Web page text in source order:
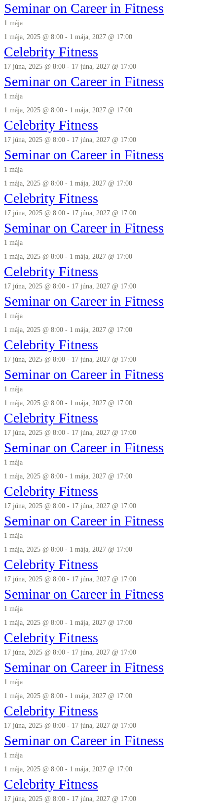
Seminar on Career in Fitness
1 mája
1 mája, 2025 @ 8:00 - 1 mája, 2027 @ 17:00
Celebrity Fitness
17 júna, 2025 @ 8:00 - 17 júna, 2027 @ 17:00
Seminar on Career in Fitness
1 mája
1 mája, 2025 @ 8:00 - 1 mája, 2027 @ 17:00
Celebrity Fitness
17 júna, 2025 @ 8:00 - 17 júna, 2027 @ 17:00
Seminar on Career in Fitness
1 mája
1 mája, 2025 @ 8:00 - 1 mája, 2027 @ 17:00
Celebrity Fitness
17 júna, 2025 @ 8:00 - 17 júna, 2027 @ 17:00
Seminar on Career in Fitness
1 mája
1 mája, 2025 @ 8:00 - 1 mája, 2027 @ 17:00
Celebrity Fitness
17 júna, 2025 @ 8:00 - 17 júna, 2027 @ 17:00
Seminar on Career in Fitness
1 mája
1 mája, 2025 @ 8:00 - 1 mája, 2027 @ 17:00
Celebrity Fitness
17 júna, 2025 @ 8:00 - 17 júna, 2027 @ 17:00
Seminar on Career in Fitness
1 mája
1 mája, 2025 @ 8:00 - 1 mája, 2027 @ 17:00
Celebrity Fitness
17 júna, 2025 @ 8:00 - 17 júna, 2027 @ 17:00
Seminar on Career in Fitness
1 mája
1 mája, 2025 @ 8:00 - 1 mája, 2027 @ 17:00
Celebrity Fitness
17 júna, 2025 @ 8:00 - 17 júna, 2027 @ 17:00
Seminar on Career in Fitness
1 mája
1 mája, 2025 @ 8:00 - 1 mája, 2027 @ 17:00
Celebrity Fitness
17 júna, 2025 @ 8:00 - 17 júna, 2027 @ 17:00
Seminar on Career in Fitness
1 mája
1 mája, 2025 @ 8:00 - 1 mája, 2027 @ 17:00
Celebrity Fitness
17 júna, 2025 @ 8:00 - 17 júna, 2027 @ 17:00
Seminar on Career in Fitness
1 mája
1 mája, 2025 @ 8:00 - 1 mája, 2027 @ 17:00
Celebrity Fitness
17 júna, 2025 @ 8:00 - 17 júna, 2027 @ 17:00
Seminar on Career in Fitness
1 mája
1 mája, 2025 @ 8:00 - 1 mája, 2027 @ 17:00
Celebrity Fitness
17 júna, 2025 @ 8:00 - 17 júna, 2027 @ 17:00